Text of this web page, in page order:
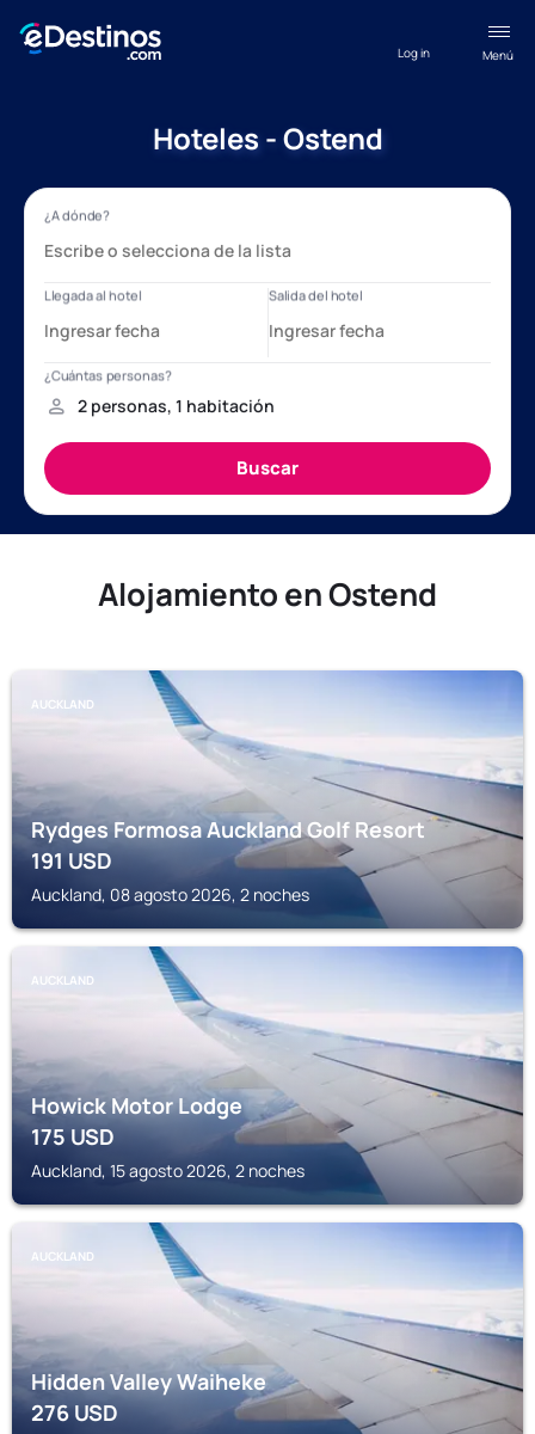
Menú
Log in
Hoteles - Ostend
Alojamiento en Ostend
AUCKLAND
Rydges Formosa Auckland Golf Resort
191USD
Auckland, 08 agosto 2026, 2 noches
AUCKLAND
Howick Motor Lodge
175USD
Auckland, 15 agosto 2026, 2 noches
AUCKLAND
Hidden Valley Waiheke
276USD